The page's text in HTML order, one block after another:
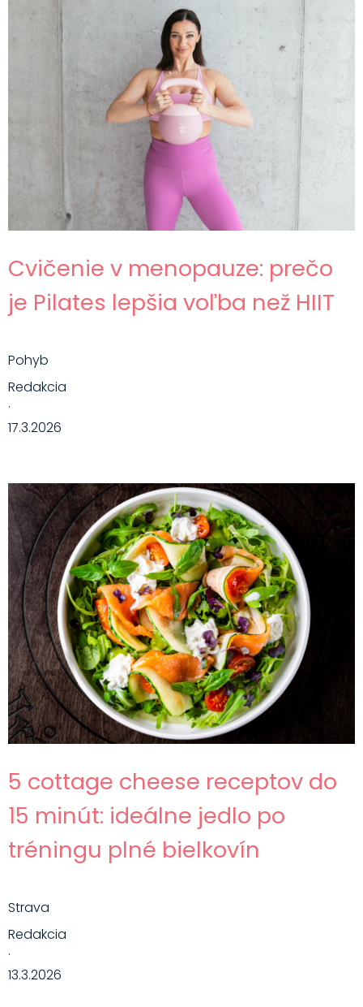
Cvičenie v menopauze: prečo
je Pilates lepšia voľba než HIIT
Pohyb
Redakcia
·
17.3.2026
5 cottage cheese receptov do
15 minút: ideálne jedlo po
tréningu plné bielkovín
Strava
Redakcia
·
13.3.2026